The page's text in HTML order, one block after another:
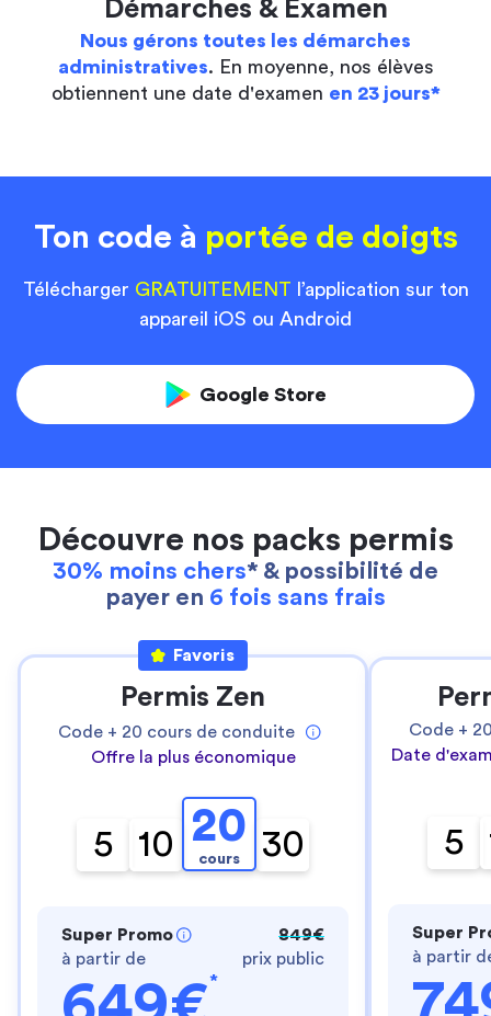
Démarches & Examen
Nous gérons toutes les démarches
administratives. En moyenne, nos élèves
obtiennent une date d'examen en 23 jours*
Ton code à portée de doigts
Télécharger GRATUITEMENT l’application sur ton
appareil iOS ou Android
Google Store
Découvre nos packs permis
30% moins chers* & possibilité de
payer en 6 fois sans frais
Favoris
Permis Zen
Code + 20 cours de conduite
Offre la plus économique
5 10 20
cours 30
Super Promo
à partir de
*
849€
prix public
Code +
Date
5
Super
à partir